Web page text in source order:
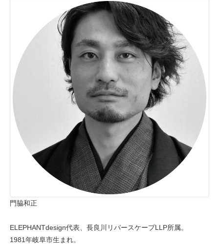
門脇和正
ELEPHANTdesign代表、長良川リバースケープLLP所属。
1981年岐阜市生まれ。